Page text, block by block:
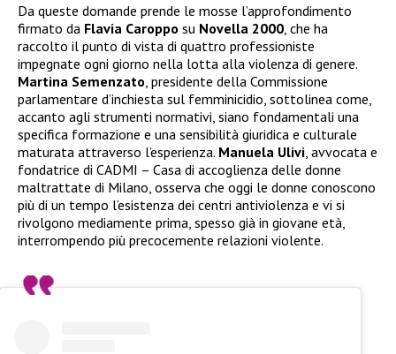
Da queste domande prende le mosse l’approfondimento
firmato da Flavia Caroppo su Novella 2000 , che ha
raccolto il punto di vista di quattro professioniste
impegnate ogni giorno nella lotta alla violenza di genere.
Martina Semenzato , presidente della Commissione
parlamentare d’inchiesta sul femminicidio, sottolinea come,
accanto agli strumenti normativi, siano fondamentali una
specifica formazione e una sensibilità giuridica e culturale
maturata attraverso l’esperienza. Manuela Ulivi , avvocata e
fondatrice di CADMI – Casa di accoglienza delle donne
maltrattate di Milano, osserva che oggi le donne conoscono
più di un tempo l’esistenza dei centri antiviolenza e vi si
rivolgono mediamente prima, spesso già in giovane età,
interrompendo più precocemente relazioni violente.